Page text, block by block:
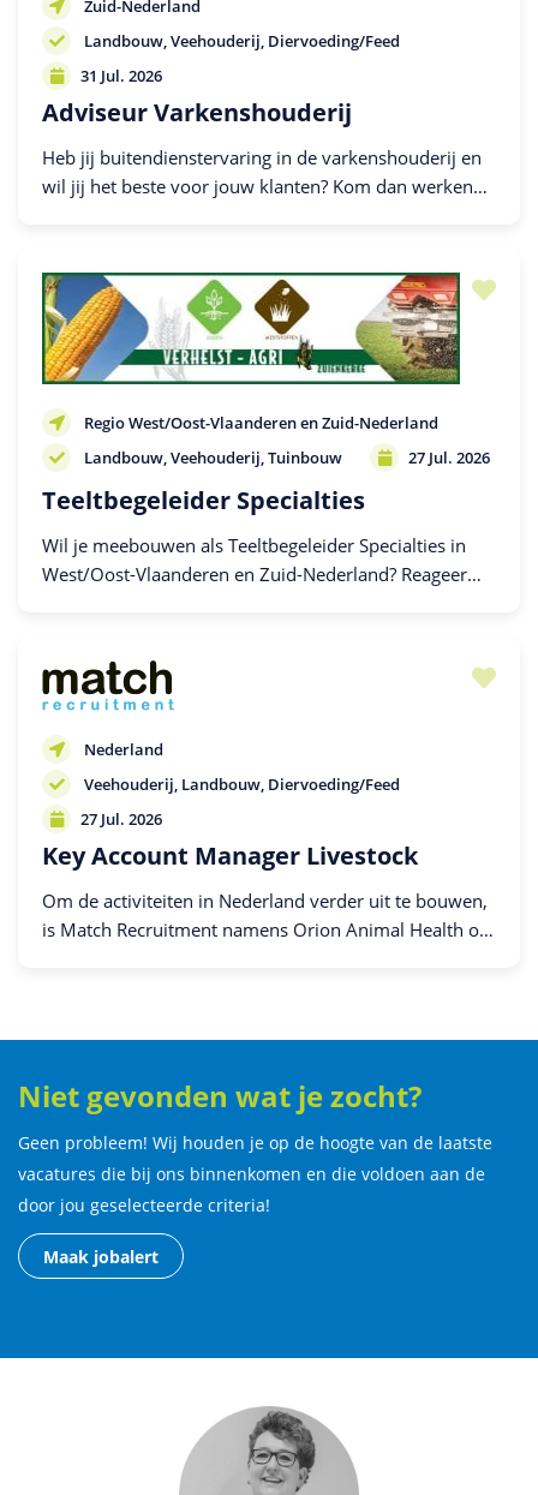
Zuid-Nederland
Landbouw Veehouderij Diervoeding/Feed
31 Jul. 2026
Adviseur Varkenshouderij
Heb jij buitendienstervaring in de varkenshouderij en
wil jij het beste voor jouw klanten? Kom dan werken
Regio West/Oost-Vlaanderen en Zuid-Nederland
Landbouw Veehouderij Tuinbouw 27 Jul. 2026
Teeltbegeleider Specialties
Wil je meebouwen als Teeltbegeleider Specialties in
West/Oost-Vlaanderen en Zuid-Nederland? Reageer
Nederland
Veehouderij Landbouw Diervoeding/Feed
27 Jul. 2026
Key Account Manager Livestock
Om de activiteiten in Nederland verder uit te bouwen,
is Match Recruitment namens Orion Animal Health op
Niet gevonden wat je zocht?
Geen probleem! Wij houden je op de hoogte van de laatste
vacatures die bij ons binnenkomen en die voldoen aan de
door jou geselecteerde criteria!
Maak jobalert